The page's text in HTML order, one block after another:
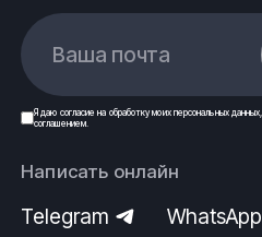
Ваша почта
Я даю согласие на обработку моих персональных данных
соглашением.
Написать онлайн
Telegram
WhatsApp